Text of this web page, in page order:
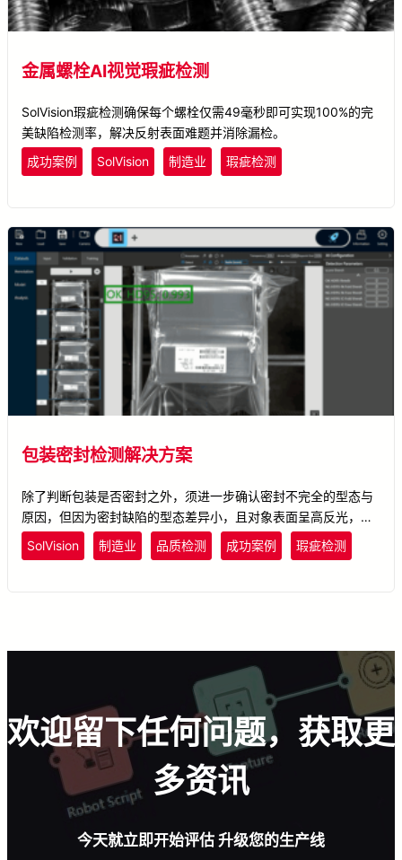
金属螺栓AI视觉瑕疵检测
SolVision瑕疵检测确保每个螺栓仅需49毫秒即可实现100%的完
美缺陷检测率，解决反射表面难题并消除漏检。
成功案例
SolVision 制造业 瑕疵检测
包装密封检测解决方案
除了判断包装是否密封之外，须进一步确认密封不完全的型态与
原因，但因为密封缺陷的型态差异小，且对象表面呈高反光，不
论是人眼或AOI皆不易找出缺陷并将之分类。所罗门使用
SolVision工具，由影像定义出密封完好的状态，并与多种缺陷作
SolVision 制造业 品质检测 成功案例 瑕疵检测
欢迎留下任何问题，获取更
多资讯
今天就立即开始评估 升级您的生产线